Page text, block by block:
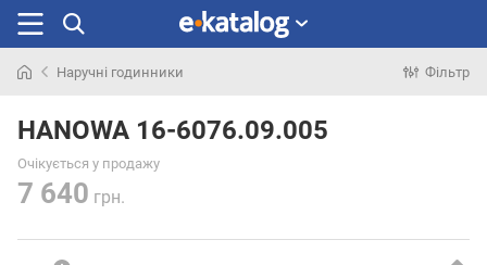
раніше
Наручні годинники Фільтр
HANOWA 16-6076.09.005
Очікується у продажу
7 640 грн.